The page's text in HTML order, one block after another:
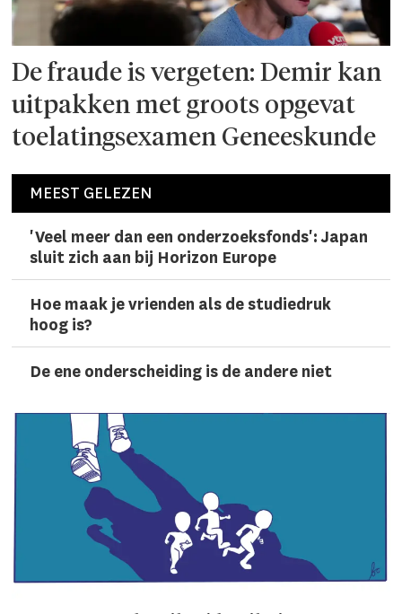
De fraude is vergeten: Demir kan
uitpakken met groots opgevat
toelatingsexamen Geneeskunde
MEEST GELEZEN
'Veel meer dan een onderzoeks­fonds': Japan
sluit zich aan bij Horizon Europe
Hoe maak je vrienden als de studiedruk
hoog is?
De ene onderscheiding is de andere niet